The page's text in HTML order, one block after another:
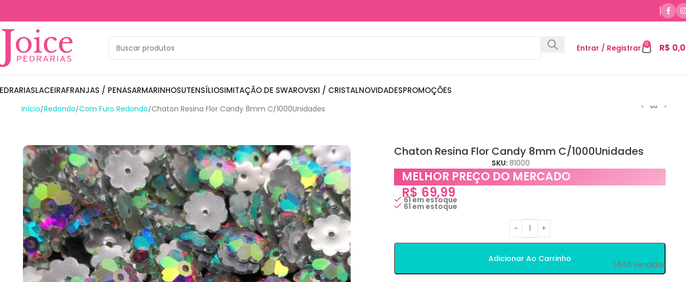
Entrar / Registrar 0 R$
LACEIRAFRANJAS / PENASARMARINHOSUTENSÍLIOSIMITAÇÃO DE SWAROVSKI / CRISTALNOVIDADESPROMOÇÕES
Início Redondo Com Furo Redondo Chaton Resina Flor Candy 8mm C/1000Unidades
Chaton Resina Flor Candy 8mm C/1000Unidades
SKU: 81000
MELHOR PREÇO DO MERCADO
R$ 69,99
61 em estoque
61 em estoque
Adicionar Ao Carrinho
1.640 vendidos